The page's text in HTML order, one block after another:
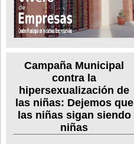
Campaña Municipal
contra la
hipersexualización de
las niñas: Dejemos que
las niñas sigan siendo
niñas